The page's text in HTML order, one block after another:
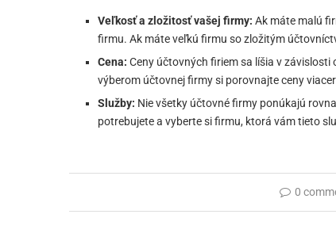
Veľkosť a zložitosť vašej firmy: Ak máte malú
firmu. Ak máte veľkú firmu so zložitým
Cena: Ceny účtovných firiem sa líšia v
výberom účtovnej firmy si porovnajte ceny
Služby: Nie všetky účtovné firmy ponúkajú
potrebujete a vyberte si firmu, ktorá vám tieto
0